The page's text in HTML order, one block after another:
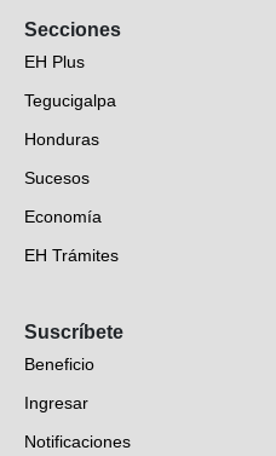
Secciones
EH Plus
Tegucigalpa
Honduras
Sucesos
Economía
EH Trámites
EH Verifica
Fotogalerías
Deportes
Videos
Suscríbete
Beneficio
Ingresar
Notificaciones